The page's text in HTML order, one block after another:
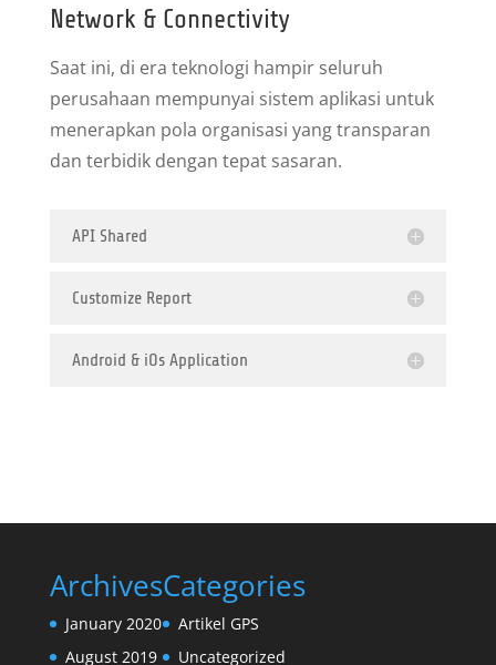
Network & Connectivity
Saat ini, di era teknologi hampir seluruh
perusahaan mempunyai sistem aplikasi untuk
menerapkan pola organisasi yang transparan
dan terbidik dengan tepat sasaran.
API Shared
Customize Report
Android & iOs Application
Archives
January 2020
August 2019
Categories
Artikel GPS
Uncategorized